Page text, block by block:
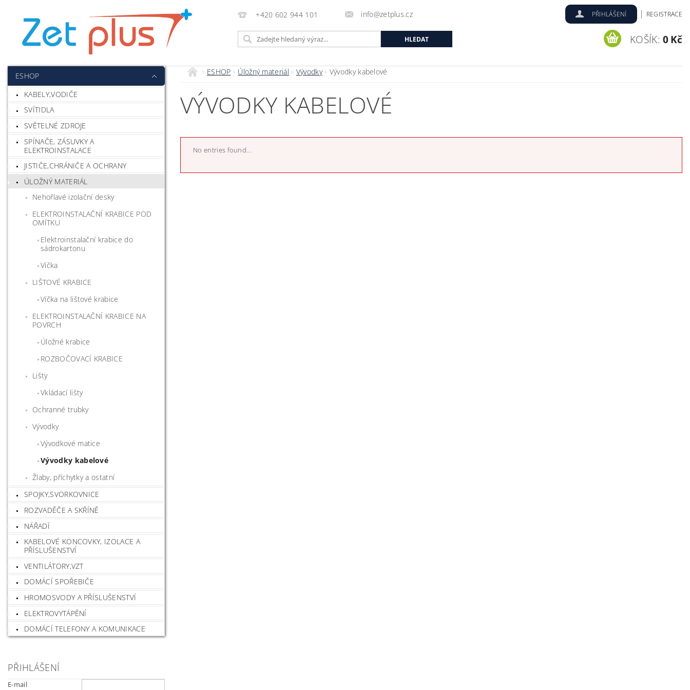
+420 602 944 101 info@zetplus.cz PŘIHLÁŠENÍ | REGISTRACE
KOŠÍK: 0 Kč
ESHOP
KABELY,VODIČE
SVÍTIDLA
SVĚTELNÉ ZDROJE
SPÍNAČE, ZÁSUVKY A
ELEKTROINSTALACE
JISTIČE,CHRÁNIČE A OCHRANY
ÚLOŽNÝ MATERIÁL
Nehořlavé izolační desky
ELEKTROINSTALAČNÍ KRABICE POD
OMÍTKU
Elektroinstalační krabice do
sádrokartonu
Víčka
LIŠTOVÉ KRABICE
Víčka na lištové krabice
ELEKTROINSTALAČNÍ KRABICE NA
POVRCH
Úložné krabice
ROZBOČOVACÍ KRABICE
Lišty
Vkládací lišty
Ochranné trubky
Vývodky
Vývodkové matice
Vývodky kabelové
Žlaby, příchytky a ostatní
SPOJKY,SVORKOVNICE
ROZVADĚČE A SKŘÍNĚ
NÁŘADÍ
KABELOVÉ KONCOVKY, IZOLACE A
PŘÍSLUŠENSTVÍ
VENTILÁTORY,VZT
DOMÁCÍ SPOŘEBIČE
HROMOSVODY A PŘÍSLUŠENSTVÍ
ELEKTROVYTÁPĚNÍ
DOMÁCÍ TELEFONY A KOMUNIKACE
PŘIHLÁŠENÍ
E-mail
ESHOP Úložný materiál Vývodky Vývodky kabelové
VÝVODKY KABELOVÉ
No entries found...